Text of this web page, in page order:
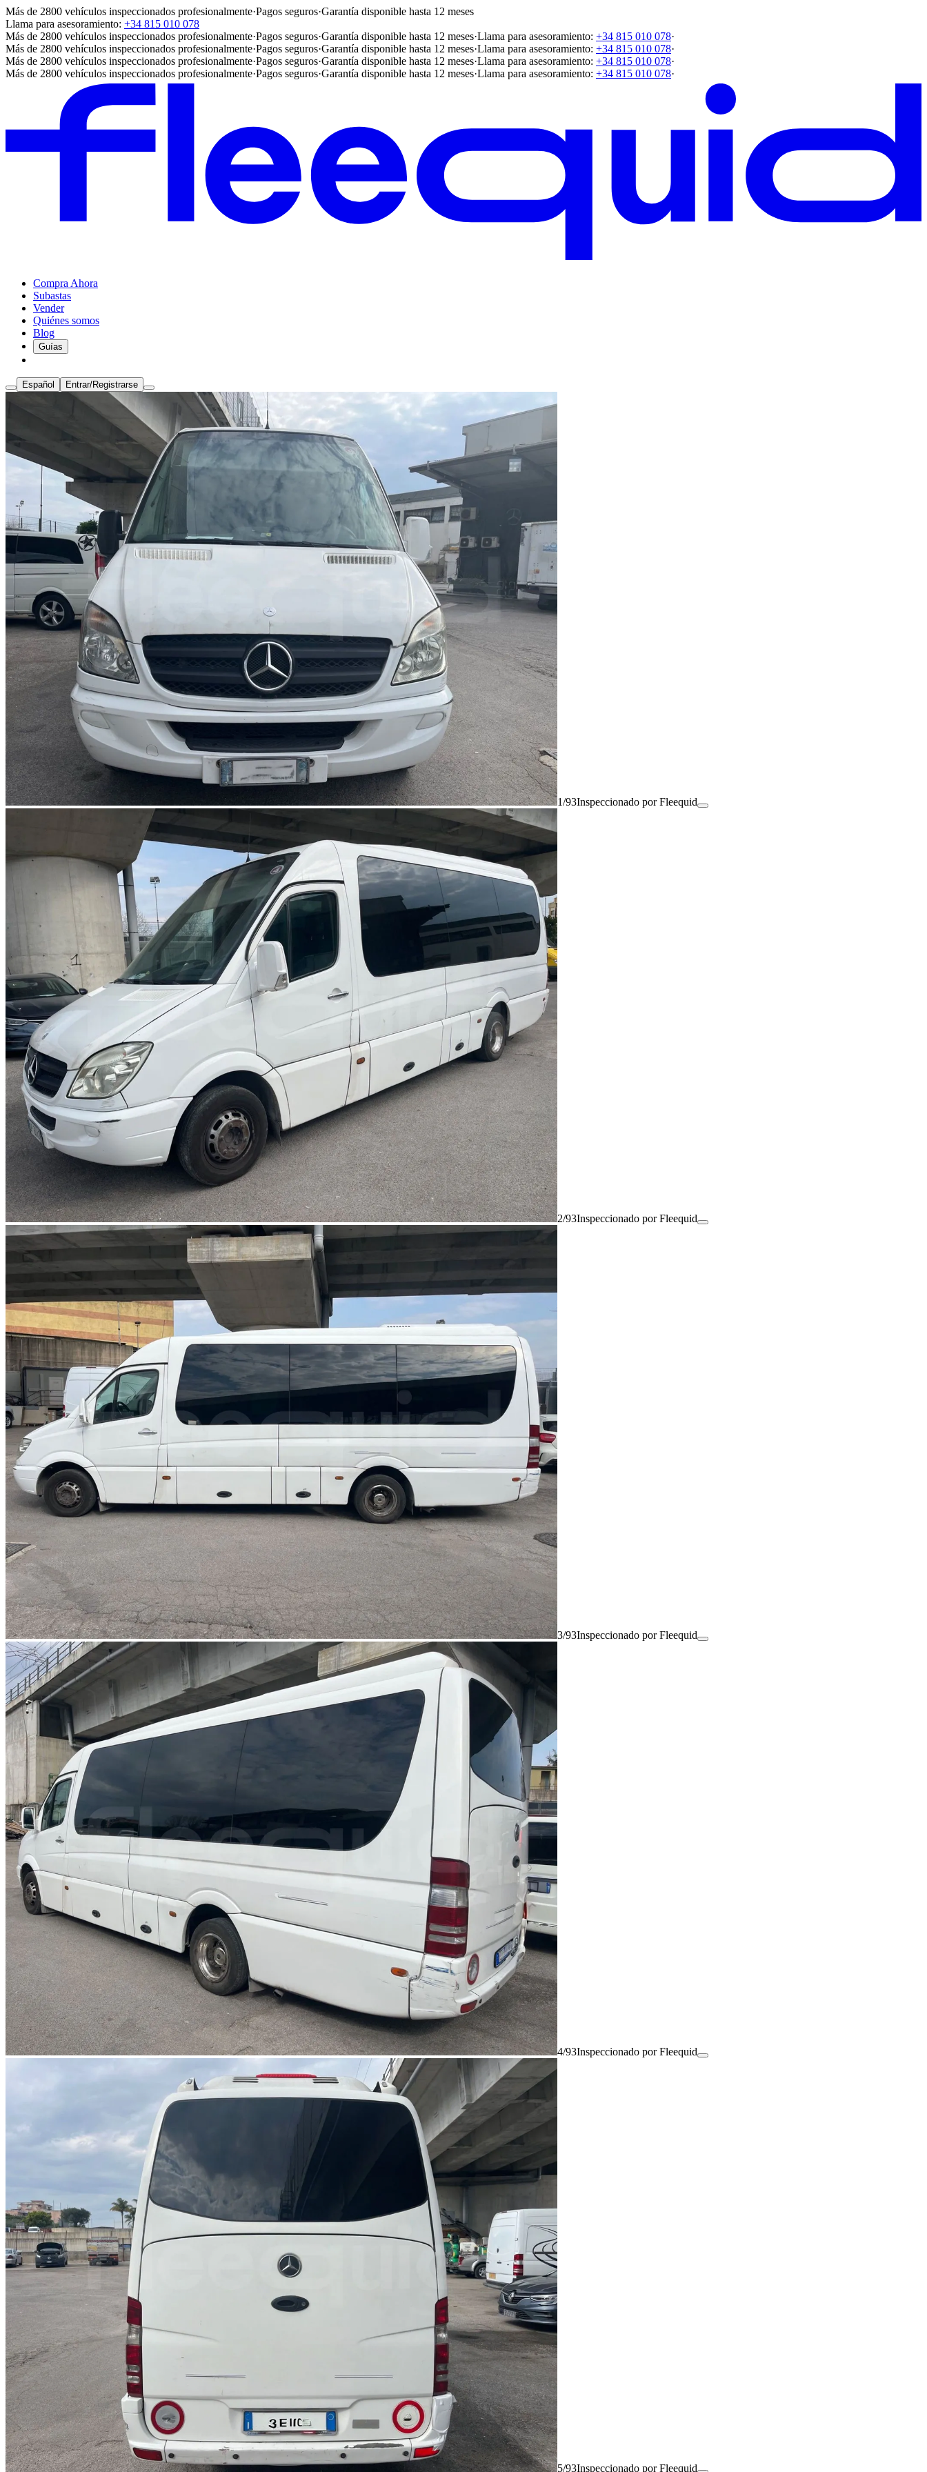
Más de 2800 vehículos inspeccionados profesionalmente·Pagos seguros·Garantía disponible hasta 12 meses
Llama para asesoramiento: +34 815 010 078
Más de 2800 vehículos inspeccionados profesionalmente·Pagos seguros·Garantía disponible hasta 12 meses·Llama para asesoramiento: +34 815 010 078·
Más de 2800 vehículos inspeccionados profesionalmente·Pagos seguros·Garantía disponible hasta 12 meses·Llama para asesoramiento: +34 815 010 078·
Más de 2800 vehículos inspeccionados profesionalmente·Pagos seguros·Garantía disponible hasta 12 meses·Llama para asesoramiento: +34 815 010 078·
Más de 2800 vehículos inspeccionados profesionalmente·Pagos seguros·Garantía disponible hasta 12 meses·Llama para asesoramiento: +34 815 010 078·
Compra Ahora
Subastas
Vender
Quiénes somos
Blog
Guías
Español Entrar/Registrarse
1/93Inspeccionado por Fleequid
2/93Inspeccionado por Fleequid
3/93Inspeccionado por Fleequid
4/93Inspeccionado por Fleequid
5/93Inspeccionado por Fleequid